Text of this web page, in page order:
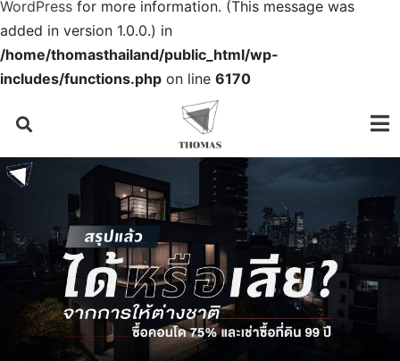
WordPress for more information. (This message was
added in version 1.0.0.) in
/home/thomasthailand/public_html/wp-
includes/functions.php on line 6170